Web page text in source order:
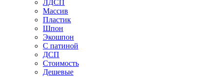
ЛДСП
Массив
Пластик
Шпон
Экошпон
С патиной
ДСП
Стоимость
Дешевые